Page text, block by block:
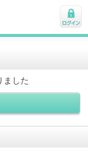
ログ
ました